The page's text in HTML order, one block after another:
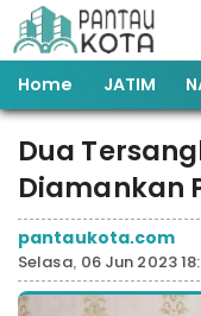
Home JATIM
Dua
Diamankan
pantaukota.com
Selasa, 06 Jun 2023